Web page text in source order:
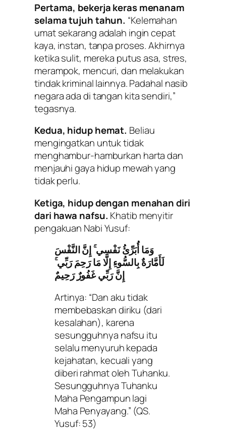
Pertama, bekerja keras menanam
selama tujuh tahun. “Kelemahan
umat sekarang adalah ingin cepat
kaya, instan, tanpa proses. Akhirnya
ketika sulit, mereka putus asa, stres,
merampok, mencuri, dan melakukan
tindak kriminal lainnya. Padahal nasib
negara ada di tangan kita sendiri,”
tegasnya.
Kedua, hidup hemat. Beliau
mengingatkan untuk tidak
menghambur-hamburkan harta dan
menjauhi gaya hidup mewah yang
tidak perlu.
Ketiga, hidup dengan menahan diri
dari hawa nafsu. Khatib menyitir
pengakuan Nabi Yusuf:
وَمَا أُبَرِّئُ نَفْسِي ۚ إِنَّ النَّفْسَ
لَأَمَّارَةٌ بِالسُّوءِ إِلَّا مَا رَحِمَ رَبِّي ۚ
إِنَّ رَبِّي غَفُورٌ رَحِيمٌ
Artinya: “Dan aku tidak
membebaskan diriku (dari
kesalahan), karena
sesungguhnya nafsu itu
selalu menyuruh kepada
kejahatan, kecuali yang
diberi rahmat oleh Tuhanku.
Sesungguhnya Tuhanku
Maha Pengampun lagi
Maha Penyayang.” (QS.
Yusuf: 53)